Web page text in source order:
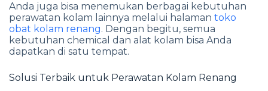
Anda juga bisa menemukan berbagai kebutuhan
perawatan kolam lainnya melalui halaman toko
obat kolam renang. Dengan begitu, semua
kebutuhan chemical dan alat kolam bisa Anda
dapatkan di satu tempat.
Solusi Terbaik untuk Perawatan Kolam Renang